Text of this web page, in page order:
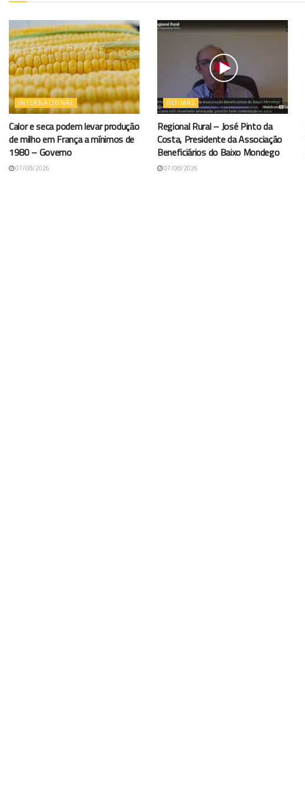
INTERNACIONAL
Calor e seca podem levar produção
de milho em França a mínimos de
1980 – Governo
07/08/2026
ÚLTIMAS
Regional Rural – José Pinto da
Costa, Presidente da Associação
Beneficiários do Baixo Mondego
07/08/2026